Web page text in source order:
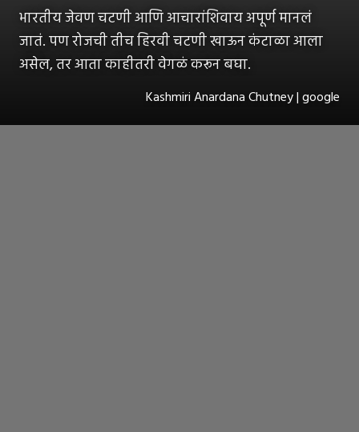
भारतीय जेवण चटणी आणि आचारांशिवाय अपूर्ण मानलं
जातं. पण रोजची तीच हिरवी चटणी खाऊन कंटाळा आला
असेल, तर आता काहीतरी वेगळं करून बघा.
Kashmiri Anardana Chutney | google